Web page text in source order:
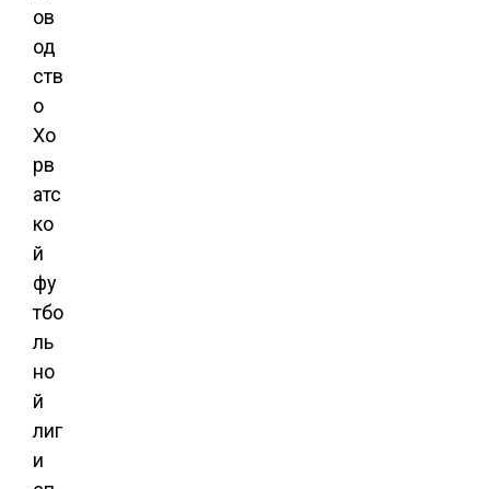
ов
од
ств
о
Хо
рв
атс
ко
й
фу
тбо
ль
но
й
лиг
и